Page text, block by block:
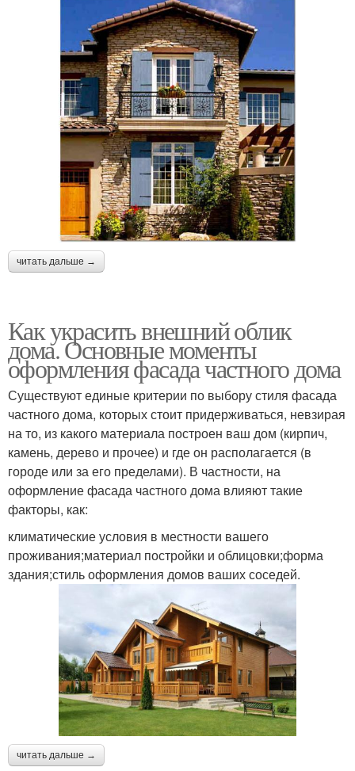
читать дальше →
Как украсить внешний облик
дома. Основные моменты
оформления фасада частного дома
Существуют единые критерии по выбору стиля фасада
частного дома, которых стоит придерживаться, невзирая
на то, из какого материала построен ваш дом (кирпич,
камень, дерево и прочее) и где он располагается (в
городе или за его пределами). В частности, на
оформление фасада частного дома влияют такие
факторы, как:
климатические условия в местности вашего
проживания;материал постройки и облицовки;форма
здания;стиль оформления домов ваших соседей.
читать дальше →